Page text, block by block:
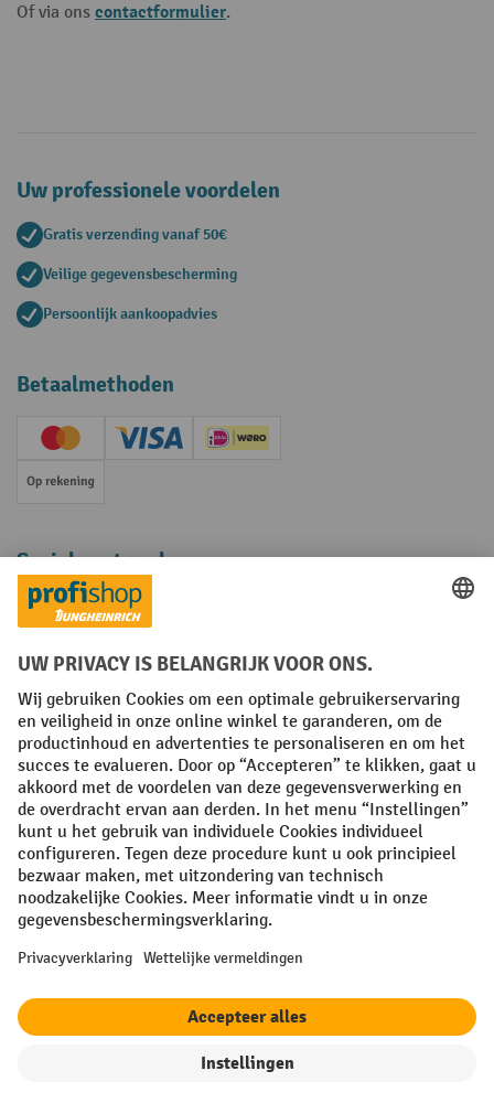
Of via ons contactformulier.
Uw professionele voordelen
Gratis verzending vanaf 50€
Veilige gegevensbescherming
Persoonlijk aankoopadvies
Betaalmethoden
Creditcard (Master)Creditcard (Visa)iDEAL | Wero
Op rekening
Sociale netwerken
Facebook
YouTube
LinkedInInstagram
Algemene leveringsvoorwaarden Copyright
Privacyverklaring Privacy Instellingen
All prices excl. VAT plusshipping costs and possible delivery charges,
if not stated otherwise.
¹ De korting is geldig zolang de voorraad strekt. De korting is niet van
toepassing op speciale prijzen. Een combinatie met andere
procentuele kortingen of vouchers is niet mogelijk. | ² De korting
nieuwsbrief. De voucher is 10 dagen geldig en kan online worden
korting varieert per productcategorie en is maximaal 10%. Elektrische
pallettrucks, elektrische stapelaars, elektrische heftrucks en
worden gecombineerd met andere kortingspercentages of vouchers.